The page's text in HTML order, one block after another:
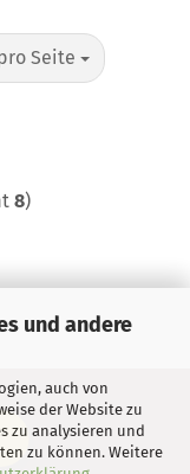
und andere
auch von
der Website zu
zu analysieren und
zu können. Weitere
Seite
Seite
8)